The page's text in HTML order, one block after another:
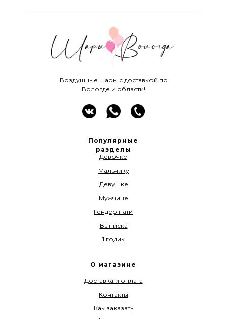
Воздушные шары с доставкой по
Вологде и области!
О магазине
Доставка и оплата
Контакты
Как заказать
Популярные
разделы
Девочке
Мальчику
Девушке
Мужчине
Гендер пати
Выписка
1 годик